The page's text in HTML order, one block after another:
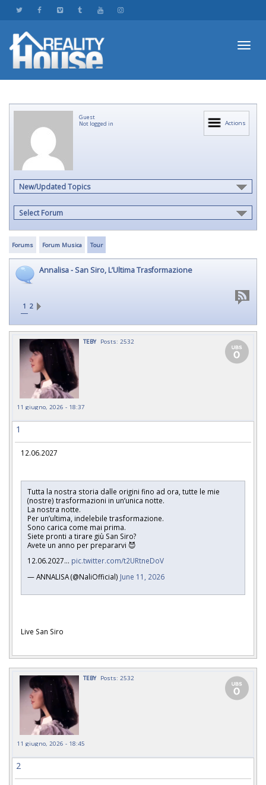
Actions
Guest
Not logged in
New/Updated Topics
Select Forum
Forums Forum Musica Tour
Annalisa - San Siro, L’Ultima Trasformazione
1 2
TEBY Posts: 2532
11 giugno, 2026 - 18:37
1
12.06.2027
Tutta la nostra storia dalle origini fino ad ora, tutte le mie
(nostre) trasformazioni in un’unica notte.
La nostra notte.
Per un’ultima, indelebile trasformazione.
Sono carica come mai prima.
Siete pronti a tirare giù San Siro?
Avete un anno per prepararvi 😈
12.06.2027… pic.twitter.com/t2URtneDoV
— ANNALISA (@NaliOfficial) June 11, 2026
Live San Siro
TEBY Posts: 2532
11 giugno, 2026 - 18:45
2